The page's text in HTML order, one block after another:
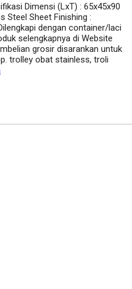
Dimensi (LxT) : 65x45x90
Steel Sheet Finishing :
dengan container/laci
selengkapnya di Website
grosir disarankan untuk
trolley obat stainless, troli